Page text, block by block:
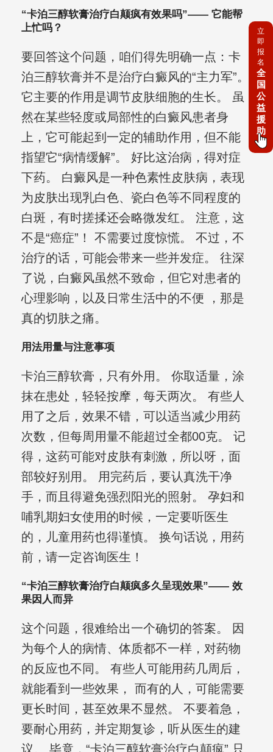
“卡泊三醇软膏治疗白颠疯有效果吗”—— 它能帮
上忙吗？
要回答这个问题，咱们得先明确一点：卡
泊三醇软膏并不是治疗白癜风的“主力军”。
它主要的作用是调节皮肤细胞的生长。 虽
然在某些轻度或局部性的白癜风患者身
上，它可能起到一定的辅助作用，但不能
指望它“病情缓解”。 好比这治病，得对症
下药。 白癜风是一种色素性皮肤病，表现
为皮肤出现乳白色、瓷白色等不同程度的
白斑，有时搓揉还会略微发红。 注意，这
不是“癌症”！ 不需要过度惊慌。 不过，不
治疗的话，可能会带来一些并发症。 往深
了说，白癜风虽然不致命，但它对患者的
心理影响，以及日常生活中的不便 ，那是
真的切肤之痛。
用法用量与注意事项
卡泊三醇软膏，只有外用。 你取适量，涂
抹在患处，轻轻按摩，每天两次。 有些人
用了之后，效果不错，可以适当减少用药
次数，但每周用量不能超过全都00克。 记
得，这药可能对皮肤有刺激，所以呀，面
部较好别用。 用完药后，要认真洗干净
手，而且得避免强烈阳光的照射。 孕妇和
哺乳期妇女使用的时候，一定要听医生
的，儿童用药也得谨慎。 换句话说，用药
前，请一定咨询医生！
“卡泊三醇软膏治疗白颠疯多久呈现效果”—— 效
果因人而异
这个问题，很难给出一个确切的答案。 因
为每个人的病情、体质都不一样，对药物
的反应也不同。 有些人可能用药几周后，
就能看到一些效果， 而有的人，可能需要
更长时间，甚至效果不显然。 不要着急，
要耐心用药，并定期复诊，听从医生的建
议。 毕竟，“卡泊三醇软膏治疗白颠疯” 只
立
即
报
名
全
国
公
益
援
助